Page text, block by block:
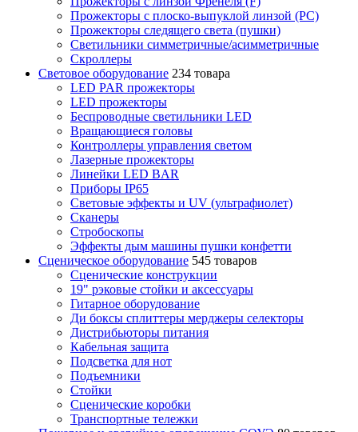
Прожекторы с плоско-выпуклой линзой (PC)
Прожекторы следящего света (пушки)
Светильники симметричные/асимметричные
Скроллеры
Световое оборудование 234 товара
LED PAR прожекторы
LED прожекторы
Беспроводные светильники LED
Вращающиеся головы
Контроллеры управления светом
Лазерные прожекторы
Линейки LED BAR
Приборы IP65
Световые эффекты и UV (ультрафиолет)
Сканеры
Стробоскопы
Эффекты дым машины пушки конфетти
Сценическое оборудование 545 товаров
Сценические конструкции
19" рэковые стойки и аксесcуары
Гитарное оборудование
Ди боксы сплиттеры мерджеры селекторы
Дистрибьюторы питания
Кабельная защита
Подсветка для нот
Подъемники
Стойки
Сценические коробки
Транспортные тележки